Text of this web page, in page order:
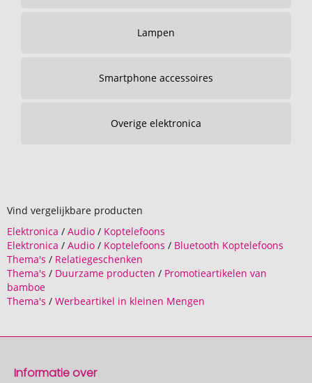
Lampen
Smartphone accessoires
Overige elektronica
Vind vergelijkbare producten
Elektronica / Audio / Koptelefoons
Elektronica / Audio / Koptelefoons / Bluetooth Koptelefoons
Thema's / Relatiegeschenken
Thema's / Duurzame producten / Promotieartikelen van
bamboe
Thema's / Werbeartikel in kleinen Mengen
Informatie over